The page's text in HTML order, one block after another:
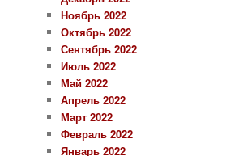
Ноябрь 2022
Октябрь 2022
Сентябрь 2022
Июль 2022
Май 2022
Апрель 2022
Март 2022
Февраль 2022
Январь 2022